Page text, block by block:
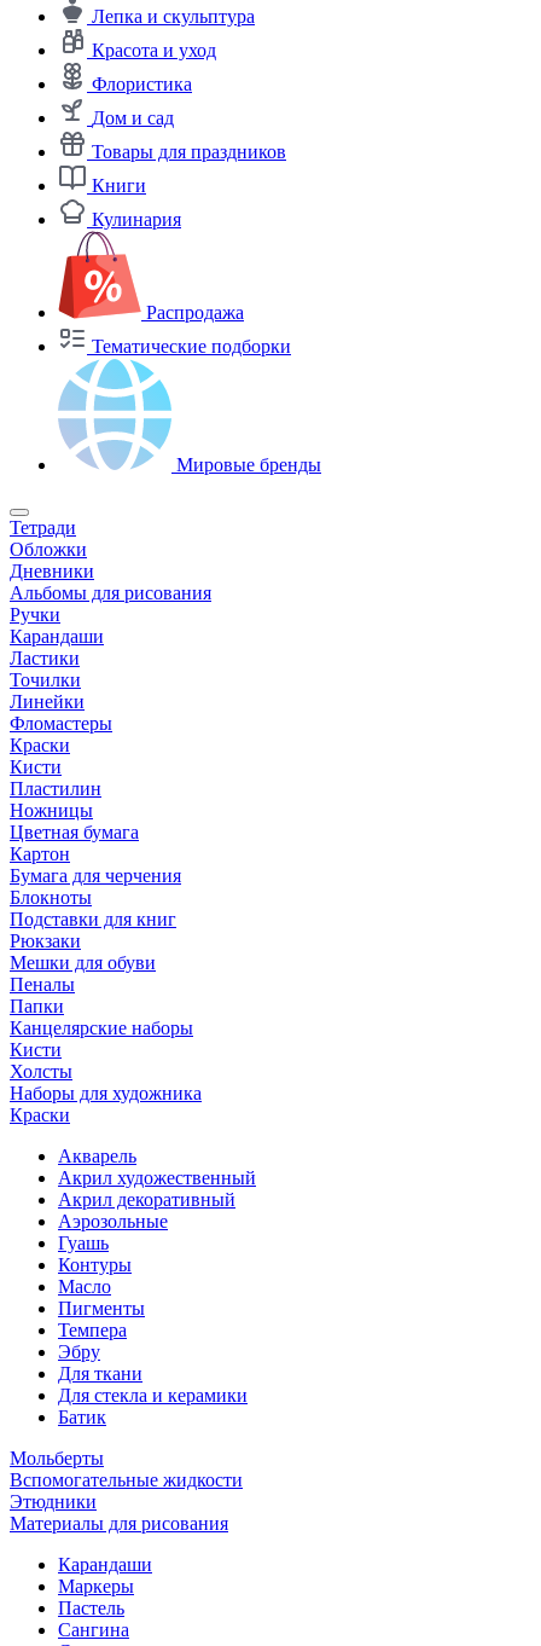
Лепка и скульптура
Красота и уход
Флористика
Дом и сад
Товары для праздников
Книги
Кулинария
Распродажа
Тематические подборки
Мировые бренды
Тетради
Обложки
Дневники
Альбомы для рисования
Ручки
Карандаши
Ластики
Точилки
Линейки
Фломастеры
Краски
Кисти
Пластилин
Ножницы
Цветная бумага
Картон
Бумага для черчения
Блокноты
Подставки для книг
Рюкзаки
Мешки для обуви
Пеналы
Папки
Канцелярские наборы
Кисти
Холсты
Наборы для художника
Краски
Акварель
Акрил художественный
Акрил декоративный
Аэрозольные
Гуашь
Контуры
Масло
Пигменты
Темпера
Эбру
Для ткани
Для стекла и керамики
Батик
Мольберты
Вспомогательные жидкости
Этюдники
Материалы для рисования
Карандаши
Маркеры
Пастель
Сангина